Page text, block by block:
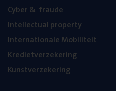
Cyber& fraude
Intel­lec­tu­al property
Inter­na­ti­o­na­le Mobiliteit
Kre­diet­ver­ze­ke­ring
Kunst­ver­ze­ke­ring